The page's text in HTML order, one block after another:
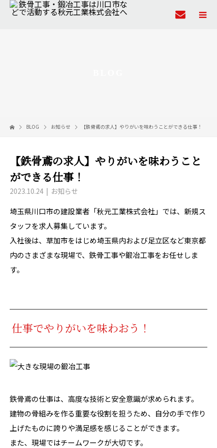
BLOG お知らせ 【鉄骨鳶の求人】やりがいを味わうことができる仕事！
【鉄骨鳶の求人】やりがいを味わうこと
ができる仕事！
2023.10.24 お知らせ
埼玉県川口市の建設業者「秋元工業株式会社」では、新規ス
タッフを求人募集しています。
入社後は、草加市をはじめ埼玉県内および足立区など東京都
内のさまざまな現場で、鉄骨工事や鍛冶工事をお任せしま
す。
仕事でやりがいを味わおう！
鉄骨鳶の仕事は、高度な技術と安全意識が求められます。
建物の骨組みを作る重要な役割を担うため、自分の手で作り
上げたものに誇りや満足感を感じることができます。
また、現場ではチームワークが大切です。